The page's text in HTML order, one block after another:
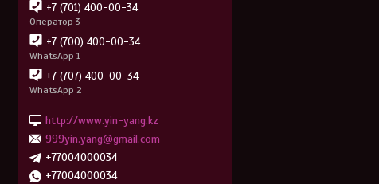
+7 (701) 400-00-34
Оператор 3
+7 (700) 400-00-34
WhatsApp 1
+7 (707) 400-00-34
WhatsApp 2
http://www.yin-yang.kz
999yin.yang@gmail.com
+77004000034
+77004000034